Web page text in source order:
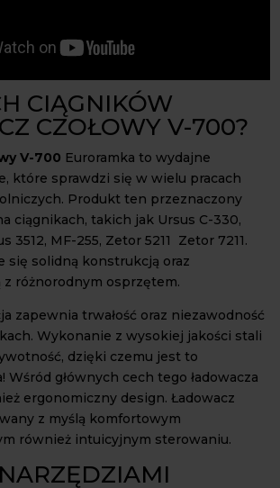
CIĄGNIKÓW
CZOŁOWY V-700?
V-700 Euroramka to wydajne
które sprawdzi się w wielu pracach
Produkt ten przeznaczony
ciągnikach, takich jak Ursus C-330,
3512, MF-255, Zetor 5211 Zetor 7211.
się solidną konstrukcją oraz
różnorodnym osprzętem.
zapewnia trwałość oraz niezawodność
Wykonanie z wysokiej jakości stali
dzięki czemu jest to
Wśród głównych cech tego ładowacza
ergonomiczny design. Ładowacz
z myślą komfortowym
również intuicyjnym sterowaniu.